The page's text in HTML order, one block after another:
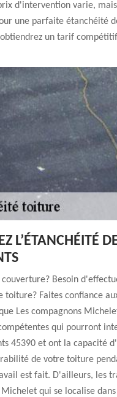
d'intervention varie,
une parfaite étanchéité
obtiendrez un tarif
L’ÉTANCHÉITÉ
couverture? Besoin
toiture? Faites confiance
Les compagnons
qui pourront
45390 et ont la capacité
de votre toiture
est fait. D'ailleurs, les
qui se localise